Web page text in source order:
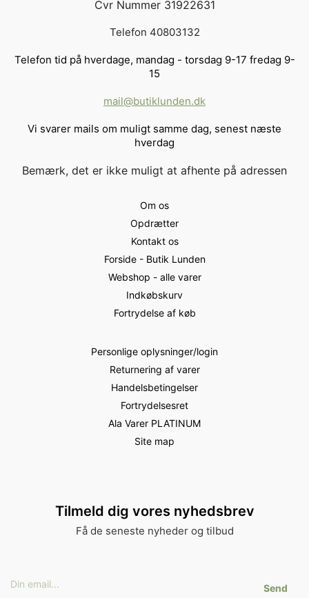
Cvr Nummer 31922631
Telefon 40803132
Telefon tid på hverdage, mandag - torsdag 9-17 fredag 9-
15
mail@butiklunden.dk
Vi svarer mails om muligt samme dag, senest næste
hverdag
Bemærk, det er ikke muligt at afhente på adressen
Om os
Opdrætter
Kontakt os
Forside - Butik Lunden
Webshop - alle varer
Indkøbskurv
Fortrydelse af køb
Personlige oplysninger/login
Returnering af varer
Handelsbetingelser
Fortrydelsesret
Ala Varer PLATINUM
Site map
Tilmeld dig vores nyhedsbrev
Få de seneste nyheder og tilbud
Send